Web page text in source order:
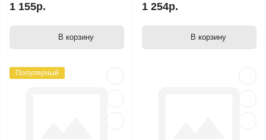
1 155р.
В корзину
1 254р.
В корзину
Популярный